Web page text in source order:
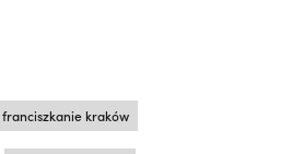
franciszkanie kraków